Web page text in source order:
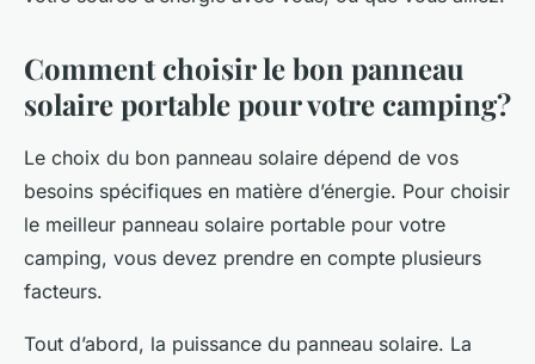
Comment choisir le bon panneau
solaire portable pour votre camping?
Le choix du bon panneau solaire dépend de vos
besoins spécifiques en matière d’énergie. Pour choisir
le meilleur panneau solaire portable pour votre
camping, vous devez prendre en compte plusieurs
facteurs.
Tout d’abord, la puissance du panneau solaire. La